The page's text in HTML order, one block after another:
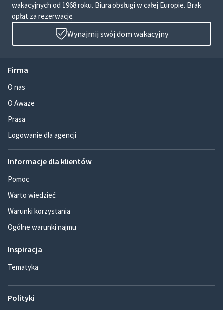
wakacyjnych od 1968 roku. Biura obsługi w całej Europie. Brak
opłat za rezerwację.
Wynajmij swój dom wakacyjny
Firma
O nas
O Awaze
Prasa
Logowanie dla agencji
Informacje dla klientów
Pomoc
Warto wiedzieć
Warunki korzystania
Ogólne warunki najmu
Inspiracja
Tematyka
Polityki